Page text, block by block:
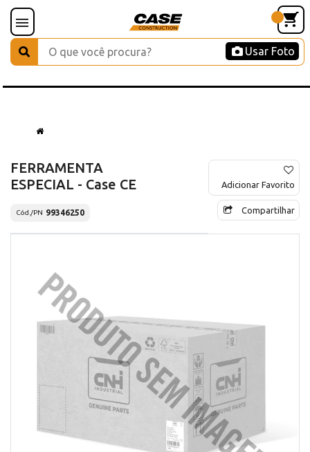
Usar Foto
FERRAMENTA
ESPECIAL - Case CE
Cód./PN 99346250
Adicionar Favorito
Compartilhar